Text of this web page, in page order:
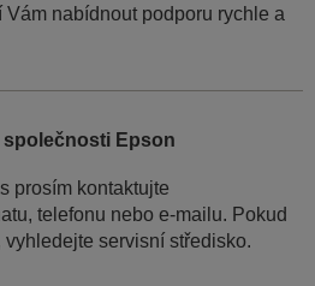
Vám nabídnout podporu rychle a
společnosti Epson
prosím kontaktujte
telefonu nebo e-mailu. Pokud
servisní středisko.